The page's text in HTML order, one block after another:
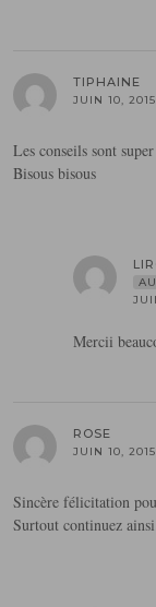
TIPHAINE
JUIN 10,
Les conseils sont
Bisous bisous
Mercii
ROSE
JUIN 10,
Sincère félicitation
Surtout continuez